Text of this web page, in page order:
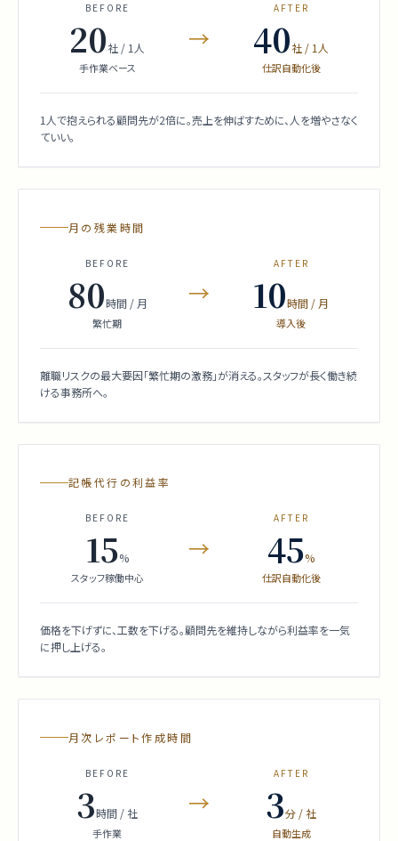
BEFORE
20社 / 1人
手作業ベース
→
AFTER
40社 / 1人
仕訳自動化後
1人で抱えられる顧問先が2倍に。売上を伸ばすために、人を増やさなく
ていい。
月の残業時間
BEFORE
80時間 / 月
繁忙期
→
AFTER
10時間 / 月
導入後
離職リスクの最大要因「繁忙期の激務」が消える。スタッフが長く働き続
ける事務所へ。
記帳代行の利益率
BEFORE
15%
スタッフ稼働中心
→
AFTER
45%
仕訳自動化後
価格を下げずに、工数を下げる。顧問先を維持しながら利益率を一気
に押し上げる。
月次レポート作成時間
BEFORE
3時間 / 社
手作業
→
AFTER
3分 / 社
自動生成